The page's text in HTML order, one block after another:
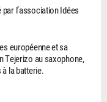
l’association Idées
européenne et sa
Tejerizo au saxophone,
la batterie.